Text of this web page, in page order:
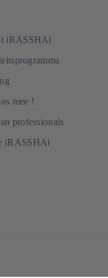
iRASSHAi
mee !
professionals
iRASSHAi